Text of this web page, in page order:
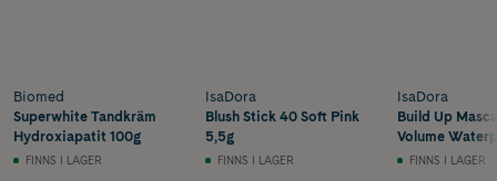
Biomed
Superwhite Tandkräm
Hydroxiapatit 100g
FINNS I LAGER
IsaDora
Blush Stick 40 Soft Pink
5,5g
FINNS I LAGER
IsaDora
Build Up
Volume
Black 10 ml
FINNS I LAGER